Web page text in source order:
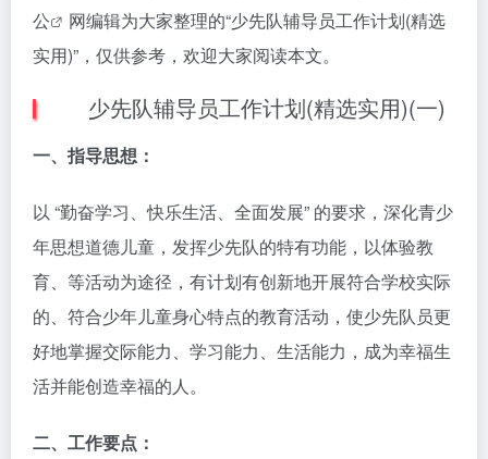
公
网编辑为大家整理的“少先队辅导员工作计划(精选
实用)”，仅供参考，欢迎大家阅读本文。
少先队辅导员工作计划(精选实用)(一)
一、指导思想：
以 “勤奋学习、快乐生活、全面发展” 的要求，深化青少
年思想道德儿童，发挥少先队的特有功能，以体验教
育、等活动为途径，有计划有创新地开展符合学校实际
的、符合少年儿童身心特点的教育活动，使少先队员更
好地掌握交际能力、学习能力、生活能力，成为幸福生
活并能创造幸福的人。
二、工作要点：